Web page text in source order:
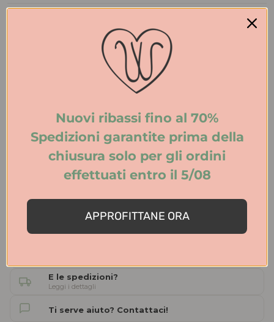
Spedizioni e resi
E le spedizioni?
Leggi i dettagli
Ti serve aiuto? Contattaci!
Nuovi ribassi fino al 70%
Spedizioni garantite prima della
chiusura solo per gli ordini
effettuati entro il 5/08
APPROFITTANE ORA